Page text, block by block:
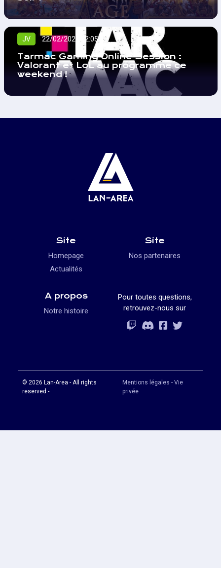
JV 22/02/2021 22:05
Tarmac Gaming Online Session :
Valorant et LoL au programme ce
weekend !
Site
Homepage
Actualités
Site
Nos partenaires
A propos
Notre histoire
Pour toutes questions,
retrouvez-nous sur
Rejoignez-
Rejoignez-
Rejoignez-
Rejoignez-
© 2026 Lan-Area - All rights
reserved -
Mentions légales - Vie
privée